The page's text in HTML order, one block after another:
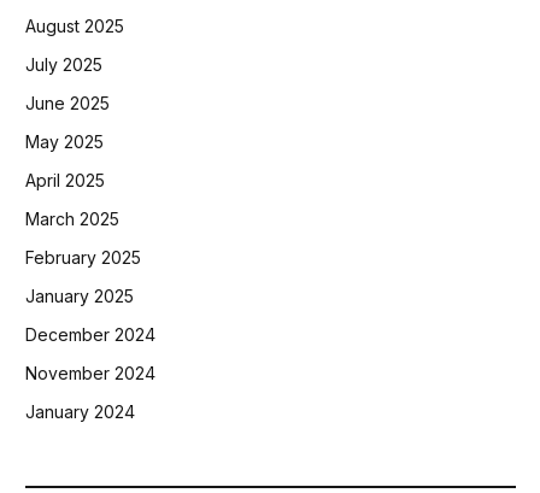
August 2025
July 2025
June 2025
May 2025
April 2025
March 2025
February 2025
January 2025
December 2024
November 2024
January 2024